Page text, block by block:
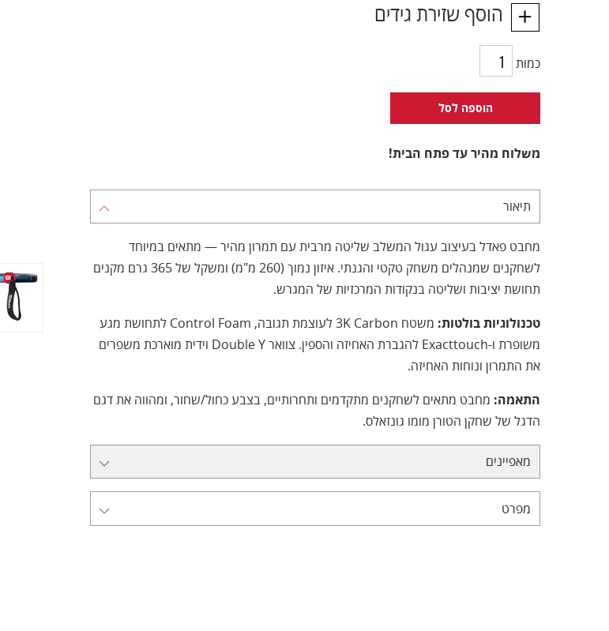
הוסף שזירת גידים
כמות
הוספה לסל
משלוח מהיר עד פתח הבית!
תיאור
מחבט פאדל בעיצוב עגול המשלב שליטה מרבית עם תמרון מהיר — מתאים במיוחד
לשחקנים שמנהלים משחק טקטי והגנתי. איזון נמוך (260 מ"מ) ומשקל של 365 גרם מקנים
תחושת יציבות ושליטה בנקודות המרכזיות של המגרש.
טכנולוגיות בולטות:
משטח 3K Carbon לעוצמת תגובה, Control Foam לתחושת מגע
משופרת ו-Exacttouch להגברת האחיזה והספין. צוואר Double Y וידית מוארכת משפרים
את התמרון ונוחות האחיזה.
התאמה: מחבט מתאים לשחקנים מתקדמים ותחרותיים, בצבע כחול/שחור, ומהווה את דגם
הדגל של שחקן הטורן מומו גונזאלס.
מאפיינים
מפרט